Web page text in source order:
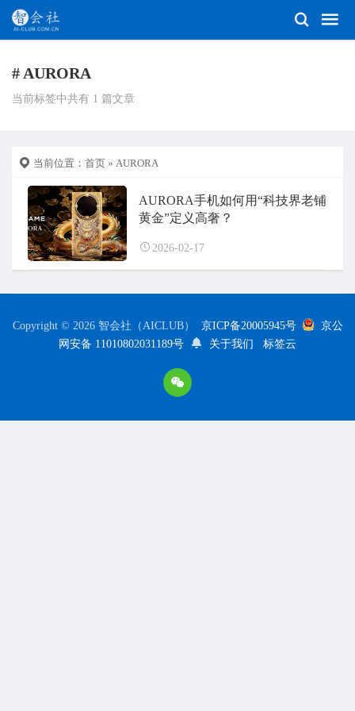
# AURORA
当前标签中共有 1 篇文章
当前位置： 首页 » AURORA
AURORA手机如何用“科技界老铺
黄金”定义高奢？
2026-02-17
Copyright © 2026 智会社（AICLUB） 京ICP备20005945号
京公
网安备 11010802031189号
关于我们 标签云